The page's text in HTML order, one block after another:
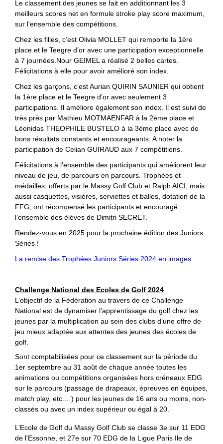
Le classement des jeunes se fait en additionnant les 3
meilleurs scores net en formule stroke play score maximum,
sur l’ensemble des compétitions.
Chez les filles, c’est Olivia MOLLET qui remporte la 1ère
place et le Teegre d’or avec une participation exceptionnelle
à 7 journées.Nour GEIMEL a réalisé 2 belles cartes.
Félicitations à elle pour avoir amélioré son index.
Chez les garçons, c’est Aurian QUIRIN SAUNIER qui obtient
la 1ère place et le Teegre d’or avec seulement 3
participations. Il améliore également son index. Il est suivi de
très près par Mathieu MOTMAENFAR à la 2ème place et
Léonidas THEOPHILE BUSTELO à la 3ème place avec de
bons résultats constants et encourageants. A noter la
participation de Celian GUIRAUD aux 7 compétitions.
Félicitations à l’ensemble des participants qui améliorent leur
niveau de jeu, de parcours en parcours. Trophées et
médailles, offerts par le Massy Golf Club et Ralph AICI, mais
aussi casquettes, visières, serviettes et balles, dotation de la
FFG, ont récompensé les participants et encouragé
l’ensemble des élèves de Dimitri SECRET.
Rendez-vous en 2025 pour la prochaine édition des Juniors
Séries !
La remise des Trophées Juniors Séries 2024 en images
Challenge National des Ecoles de Golf 2024
L’objectif de la Fédération au travers de ce Challenge
National est de dynamiser l’apprentissage du golf chez les
jeunes par la multiplication au sein des clubs d’une offre de
jeu mieux adaptée aux attentes des jeunes des écoles de
golf.
Sont comptabilisées pour ce classement sur la période du
1er septembre au 31 août de chaque année toutes les
animations ou compétitions organisées hors créneaux EDG
sur le parcours (passage de drapeaux, épreuves en équipes,
match play, etc.…) pour les jeunes de 16 ans ou moins, non-
classés ou avec un index supérieur ou égal à 20.
L’Ecole de Golf du Massy Golf Club se classe 3e sur 11 EDG
de l'Essonne, et 27e sur 70 EDG de la Ligue Paris Ile de